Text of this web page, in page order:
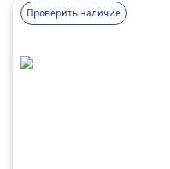
Проверить наличие